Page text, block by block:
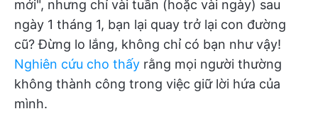
mới", nhưng chỉ vài tuần (hoặc vài ngày) sau
ngày 1 tháng 1, bạn lại quay trở lại con đường
cũ? Đừng lo lắng, không chỉ có bạn như vậy!
Nghiên cứu cho thấy rằng mọi người thường
không thành công trong việc giữ lời hứa của
mình.